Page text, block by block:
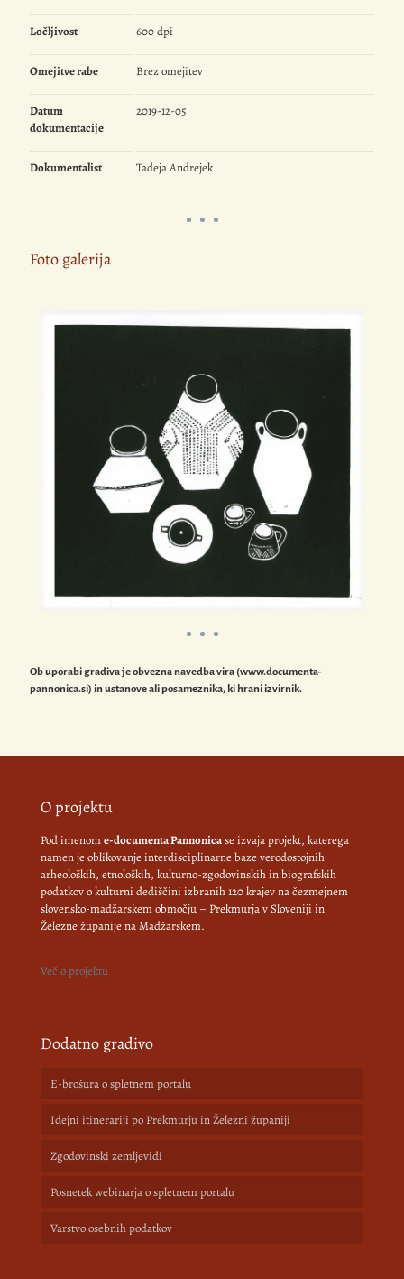
Ločljivost 600 dpi
Omejitve rabe Brez omejitev
Datum
dokumentacije
2019-12-05
Dokumentalist Tadeja Andrejek
Foto galerija
Ob uporabi gradiva je obvezna navedba vira (www.documenta-
pannonica.si) in ustanove ali posameznika, ki hrani izvirnik.
O projektu
Pod imenome-documenta Pannonicase izvaja projekt, katerega
namen je oblikovanje interdisciplinarne baze verodostojnih
arheoloških, etnoloških, kulturno-zgodovinskih in biografskih
podatkov o kulturni dediščini izbranih 120 krajev na čezmejnem
slovensko-madžarskem območju – Prekmurja v Sloveniji in
Železne županije na Madžarskem.
Več o projektu
Dodatno gradivo
E-brošura o spletnem portalu
Idejni itinerariji po Prekmurju in Železni županiji
Zgodovinski zemljevidi
Posnetek webinarja o spletnem portalu
Varstvo osebnih podatkov